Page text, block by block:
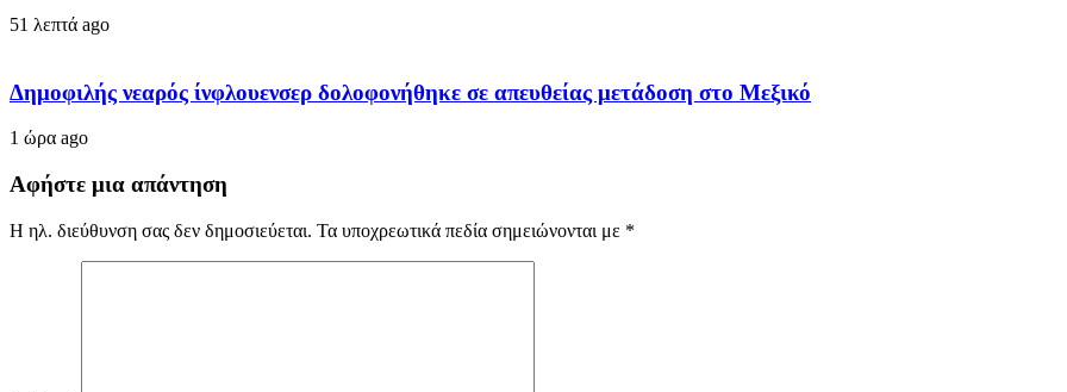
51 λεπτά ago
Δημοφιλής νεαρός ίνφλουενσερ δολοφονήθηκε σε απευθείας μετάδοση στο Μεξικό
1 ώρα ago
Αφήστε μια απάντηση
Η ηλ. διεύθυνση σας δεν δημοσιεύεται. Τα υποχρεωτικά πεδία σημειώνονται με *